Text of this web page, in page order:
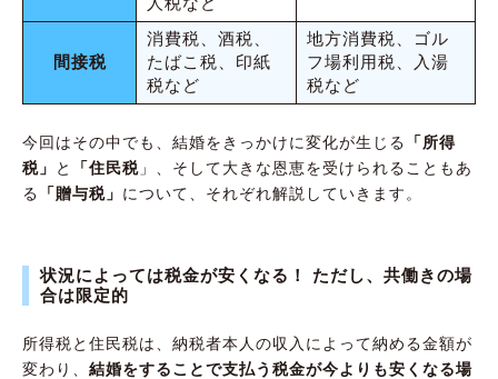
人税など
間接税
消費税、酒税、
たばこ税、印紙
税など
地方消費税、ゴル
フ場利用税、入湯
税など
今回はその中でも、結婚をきっかけに変化が生じる
「所得
税」
と 「住民税 」、そして大きな恩恵を受けられることもあ
る
「贈与税」 について、それぞれ解説していきます。
状況によっては税金が安くなる！ ただし、共働きの場
合は限定的
所得税と住民税は、納税者本人の収入によって納める金額が
変わり、 結婚をすることで支払う税金が今よりも安くなる場